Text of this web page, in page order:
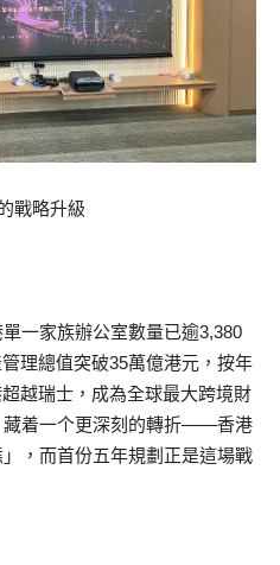
戰略升級
一家族辦公室數量已逾3,380
理總值突破35萬億港元，按年
越瑞士，成為全球最大跨境財
藏着一个更深刻的轉折——香港
，而首份五年規劃正是這場戰